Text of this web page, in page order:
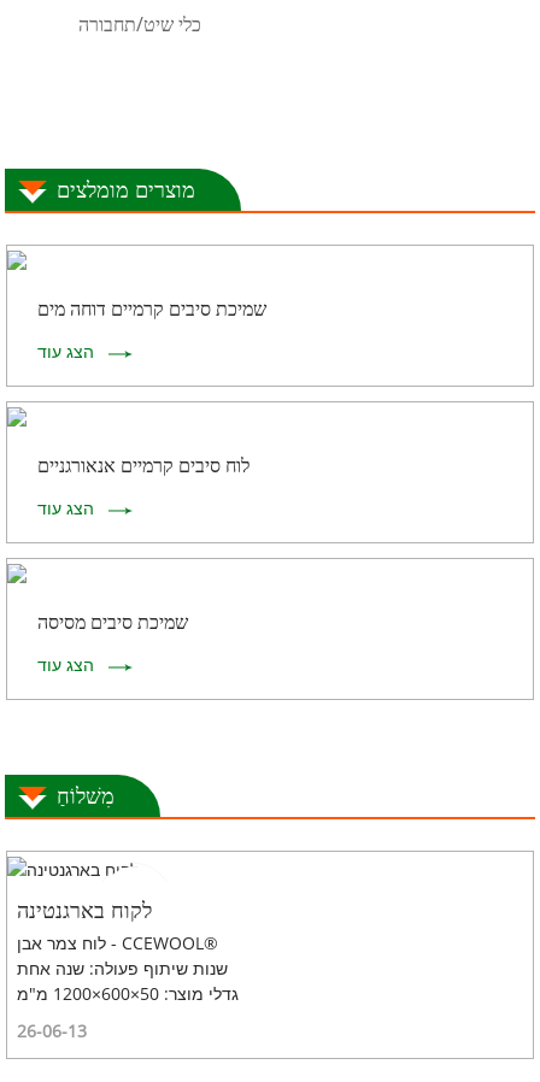
כלי שיט/תחבורה
מוצרים מומלצים
שמיכת סיבים קרמיים דוחה מים
הצג עוד
לוח סיבים קרמיים אנאורגניים
הצג עוד
שמיכת סיבים מסיסה
הצג עוד
מִשׁלוֹחַ
לקוח בארגנטינה
לוח צמר אבן - CCEWOOL®
שנות שיתוף פעולה: שנה אחת
גדלי מוצר: 50×600×1200 מ"מ
26-06-13